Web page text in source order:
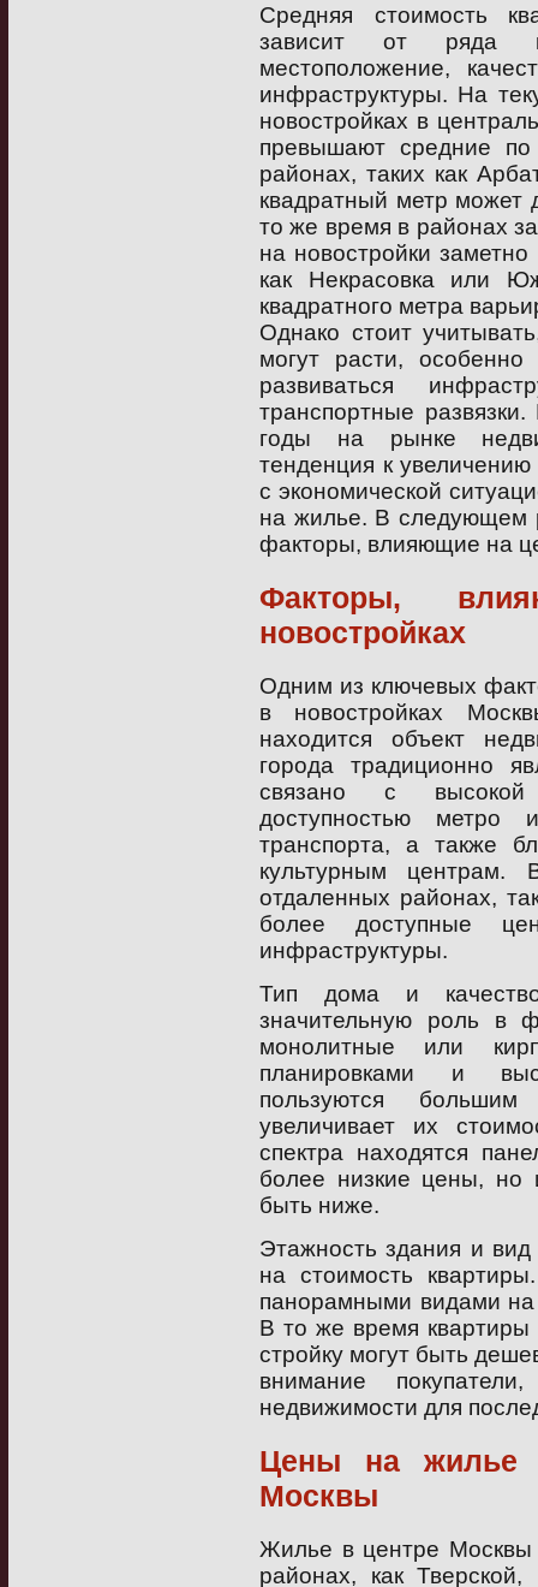
Средняя стоимость
зависит от ряда
местоположение,
инфраструктуры. На
новостройках в
превышают средние по
районах, таких как
квадратный метр может
то же время в районах
на новостройки
как Некрасовка или
квадратного метра
Однако стоит
могут расти,
развиваться
транспортные
годы на рынке
тенденция к
с экономической
на жилье. В следующем
факторы, влияющие на
Факторы,
новостройках
Одним из ключевых
в новостройках
находится объект
города традиционно
связано с высокой
доступностью метро
транспорта, а также
культурным
отдаленных районах,
более доступные
инфраструктуры.
Тип дома и качество
значительную роль в
монолитные или
планировками и
пользуются
увеличивает их
спектра находятся
более низкие цены, но
быть ниже.
Этажность здания и вид
на стоимость
панорамными видами на
В то же время
стройку могут быть
внимание
недвижимости для
Цены на жилье
Москвы
Жилье в центре Москвы
районах, как